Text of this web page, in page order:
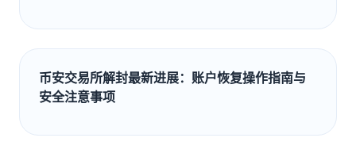
币安交易所解封最新进展：账户恢复操作指南与
安全注意事项